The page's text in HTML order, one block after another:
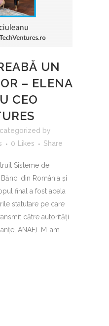
UN
– ELENA
CEO
by
0 Likes Share
Sisteme de
din România și
final a fost acela
statutare pe care
către autorități
ANAF). M-am